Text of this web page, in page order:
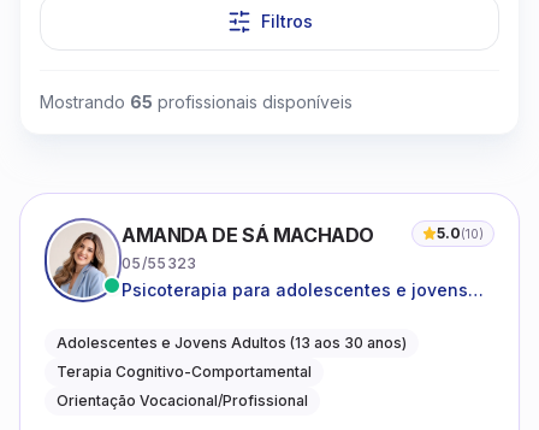
Filtros
Mostrando 65 profissionais disponíveis
AMANDA DE SÁ MACHADO 5.0(10)
05/55323
Psicoterapia para adolescentes e jovens
autoestima, relações e orientação
profissional
Adolescentes e Jovens Adultos (13 aos 30 anos)
Terapia Cognitivo-Comportamental
Orientação Vocacional/Profissional